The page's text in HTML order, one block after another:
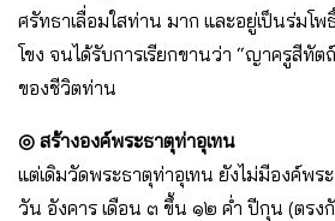
ศรัทธาเลื่อมใสท่าน มาก และอยู่เป็นร่มโ
โขง จนได้รับการเรียกขานว่า “ญาครูสีทัต
ของชีวิตท่าน
◎ สร้างองค์พระธาตุท่าอุเทน
แต่เดิมวัดพระธาตุท่าอุเทน ยังไม่มีองค์พร
วัน อังคาร เดือน ๓ ขึ้น ๑๒ ค่ำ ปีกุน (ตร